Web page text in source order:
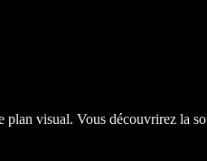
visual. Vous découvrirez la